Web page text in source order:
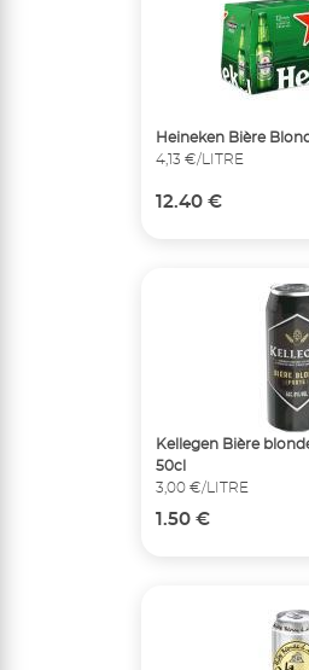
Heineken Bière
4,13 €/LITRE
12.40 €
Kellegen Bière
50cl
3,00 €/LITRE
1.50 €